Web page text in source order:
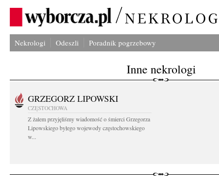
Nekrologi Odeszli Poradnik pogrzebowy
Inne nekrologi
GRZEGORZ LIPOWSKI
CZĘSTOCHOWA
Z żalem przyjęliśmy wiadomość o śmierci Grzegorza
Lipowskiego byłego wojewody częstochowskiego
w...